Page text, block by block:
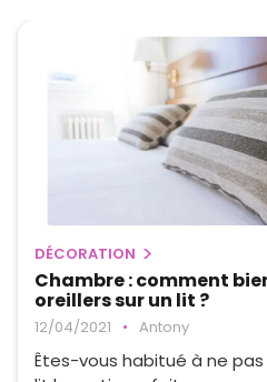
DÉCORATION
Chambre : comment
oreillers sur un lit ?
12/04/2021 • Antony
Êtes-vous habitué à ne